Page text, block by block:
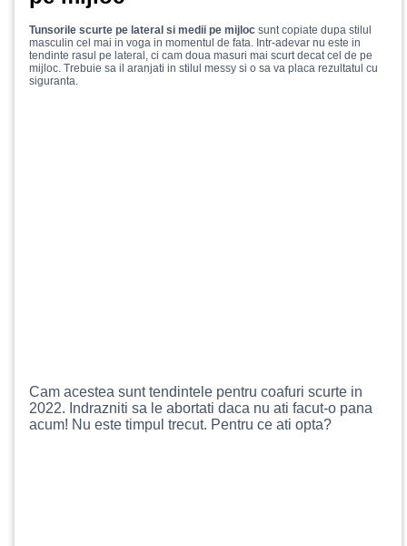
Tunsorile scurte pe lateral si medii pe mijloc sunt copiate dupa stilul
masculin cel mai in voga in momentul de fata. Intr-adevar nu este in
tendinte rasul pe lateral, ci cam doua masuri mai scurt decat cel de pe
mijloc. Trebuie sa il aranjati in stilul messy si o sa va placa rezultatul cu
siguranta.
Cam acestea sunt tendintele pentru coafuri scurte in
2022. Indrazniti sa le abortati daca nu ati facut-o pana
acum! Nu este timpul trecut. Pentru ce ati opta?